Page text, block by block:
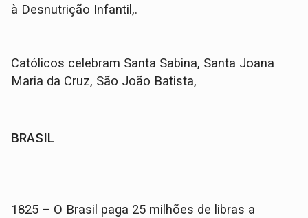
à Desnutrição Infantil,.
Católicos celebram Santa Sabina, Santa Joana
Maria da Cruz, São João Batista,
BRASIL
1825 – O Brasil paga 25 milhões de libras a